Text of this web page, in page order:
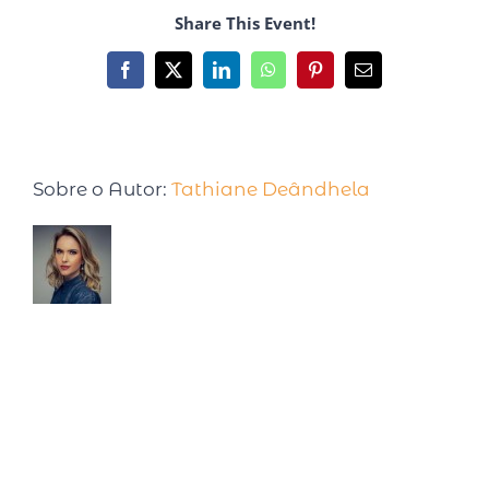
Share This Event!
Sobre o Autor: Tathiane Deândhela